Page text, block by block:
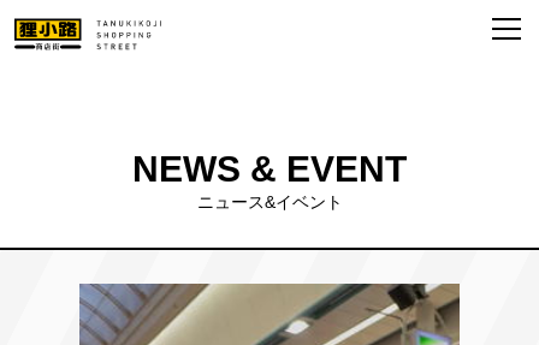
NEWS & EVENT
ニュース&イベント